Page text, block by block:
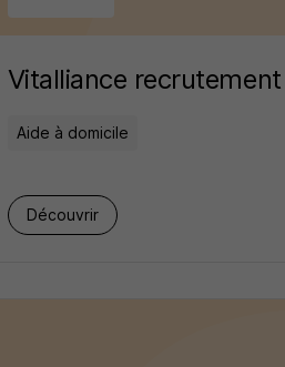
Vitalliance recrutement
Aide à domicile
Découvrir